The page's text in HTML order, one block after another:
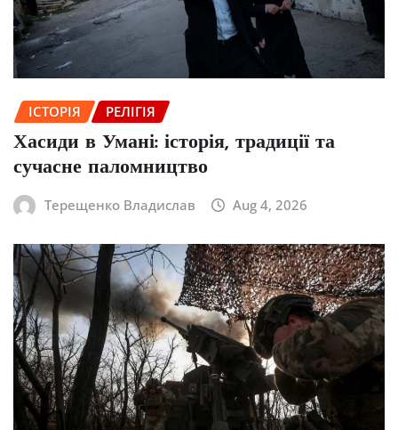
ІСТОРІЯ РЕЛІГІЯ
Хасиди в Умані: історія, традиції та
сучасне паломництво
Терещенко Владислав Aug 4, 2026